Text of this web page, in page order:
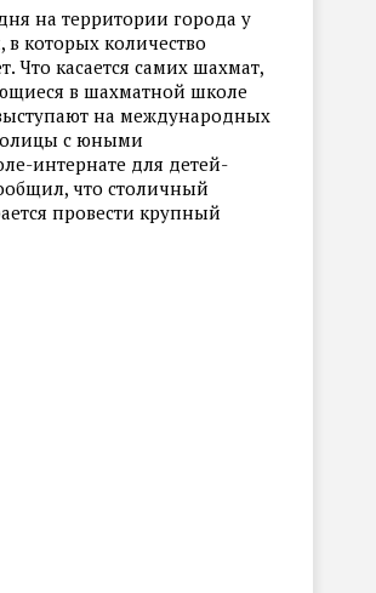
на территории города у
которых количество
Что касается самих шахмат,
в шахматной школе
на международных
с юными
интернате для детей-
что столичный
провести крупный